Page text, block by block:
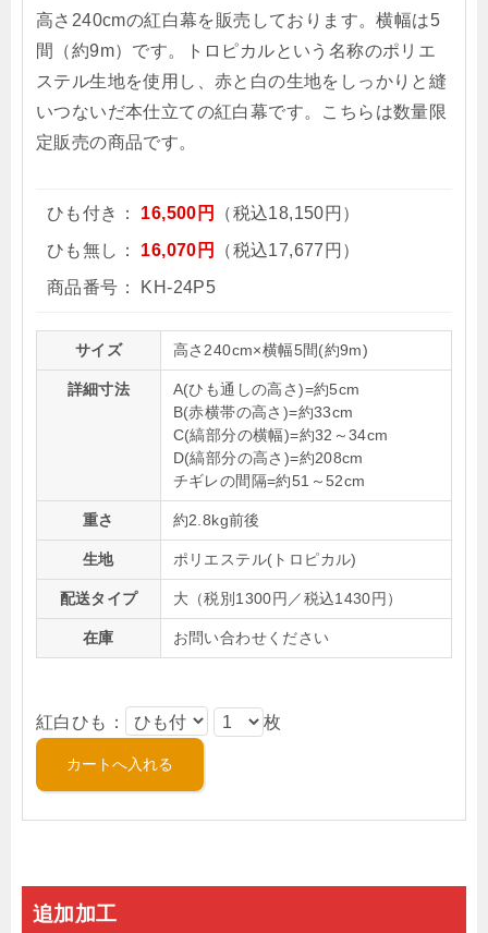
高さ240cmの紅白幕を販売しております。横幅は5
間（約9m）です。トロピカルという名称のポリエ
ステル生地を使用し、赤と白の生地をしっかりと縫
いつないだ本仕立ての紅白幕です。こちらは数量限
定販売の商品です。
ひも付き： 16,500円
（税込18,150円）
ひも無し：
16,070円
（税込17,677円）
商品番号：
KH-24P5
サイズ 高さ240cm×横幅5間(約9m)
詳細寸法
A(ひも通しの高さ)=約5cm
B(赤横帯の高さ)=約33cm
C(縞部分の横幅)=約32～34cm
D(縞部分の高さ)=約208cm
チギレの間隔=約51～52cm
重さ 約2.8kg前後
生地 ポリエステル(トロピカル)
配送タイプ 大（税別1300円／税込1430円）
在庫 お問い合わせください
紅白ひも： 枚
追加加工